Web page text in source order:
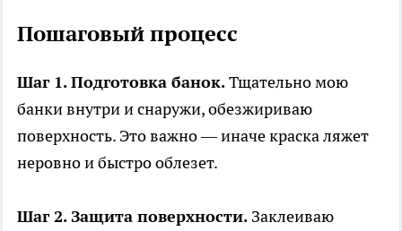
Пошаговый процесс
Шаг 1. Подготовка банок.Тщательно мою
банки внутри и снаружи, обезжириваю
поверхность. Это важно — иначе краска ляжет
неровно и быстро облезет.
Шаг 2. Защита поверхности. Заклеиваю